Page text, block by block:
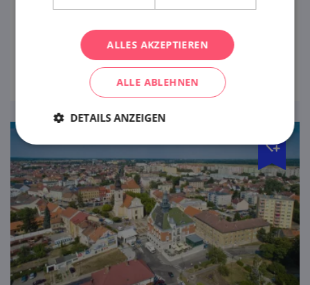
Genießen Sie den Kontakt mit Tieren in
vollen Zügen – der ZOO Hodonín ist
gemütlich und unmittelbar.
ansehen
ALLES AKZEPTIEREN
ALLE ABLEHNEN
DETAILS ANZEIGEN